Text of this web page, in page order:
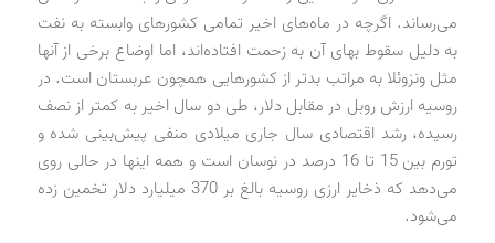
می‌رساند. اگرچه در ماه‌های اخیر تمامی کشورهای وابسته به نفت
به دلیل سقوط بهای آن به زحمت افتاده‌اند، اما اوضاع برخی از آنها
مثل ونزوئلا به مراتب بدتر از کشورهایی همچون عربستان است. در
روسیه ارزش روبل در مقابل دلار، طی دو سال اخیر به کمتر از نصف
رسیده، رشد اقتصادی سال جاری میلادی منفی پیش‌بینی شده و
تورم بین 15 تا 16 درصد در نوسان است و همه اینها در حالی روی
می‌دهد که ذخایر ارزی روسیه بالغ بر 370 میلیارد دلار تخمین زده
می‌شود.